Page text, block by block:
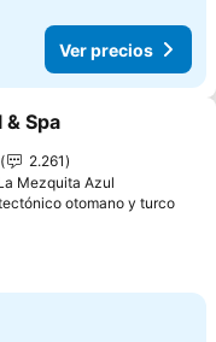
Ver precios
a favoritos
Spa
2.261
Mezquita Azul
otomano y turcoVer